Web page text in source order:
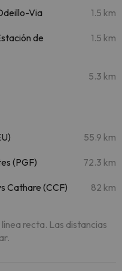
Via 1.5 km
de
1.5 km
5.3 km
55.9 km
(PGF) 72.3 km
Cathare (CCF) 82 km
recta. Las distancias